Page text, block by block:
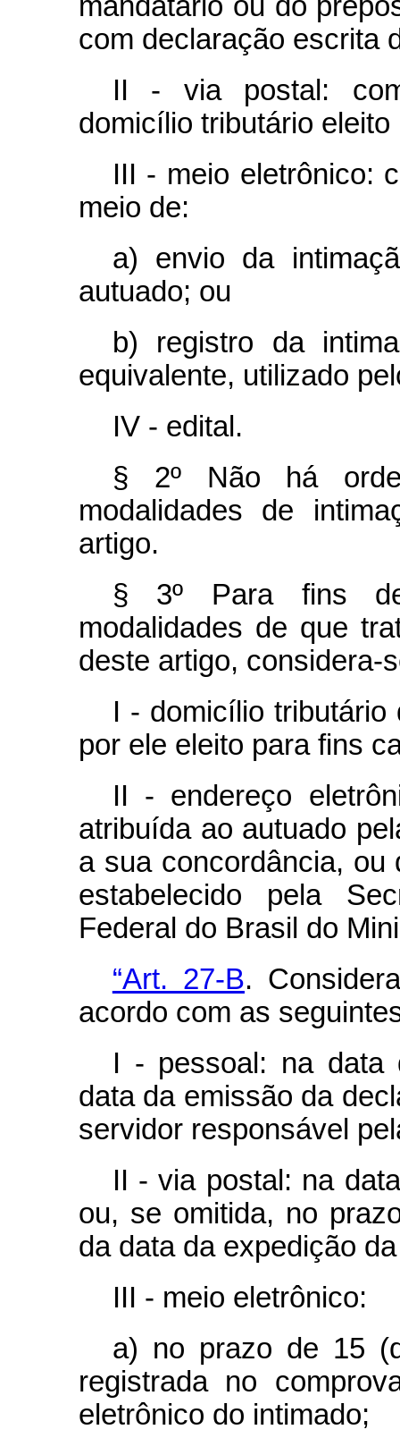
com declaração escrita
II - via postal:
domicílio tributário eleito
III - meio eletrônico:
meio de:
a) envio da
autuado; ou
b) registro da
equivalente, utilizado
IV - edital.
§ 2º Não há
modalidades de
artigo.
§ 3º Para fins
modalidades de que
deste artigo, considera-
I - domicílio
por ele eleito para fins
II - endereço
atribuída ao autuado
a sua concordância, ou
estabelecido pela
Federal do Brasil do
“Art. 27-B.
acordo com as
I - pessoal: na data
data da emissão da
servidor responsável
II - via postal: na
ou, se omitida, no
da data da expedição
III - meio eletrônico:
a) no prazo de 15
registrada no
eletrônico do intimado;